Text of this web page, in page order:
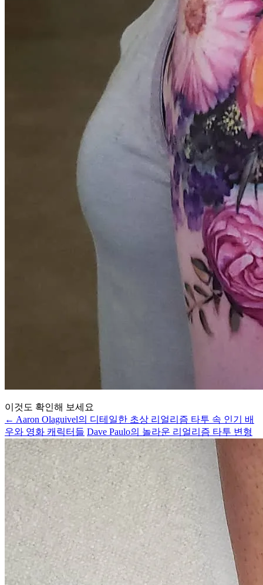
이것도 확인해 보세요
← Aaron Olaguivel의 디테일한 초상 리얼리즘 타투 속 인기 배
우와 영화 캐릭터들 Dave Paulo의 놀라운 리얼리즘 타투 변형